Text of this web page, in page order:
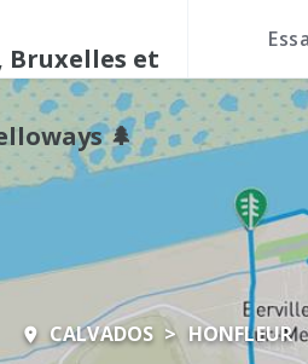
CALVADOS HONFLEUR